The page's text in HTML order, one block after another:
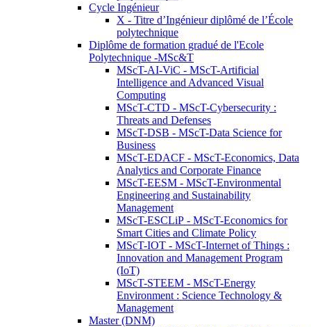
Cycle Ingénieur
X - Titre d’Ingénieur diplômé de l’École
polytechnique
Diplôme de formation gradué de l'Ecole
Polytechnique -MSc&T
MScT-AI-ViC - MScT-Artificial
Intelligence and Advanced Visual
Computing
MScT-CTD - MScT-Cybersecurity :
Threats and Defenses
MScT-DSB - MScT-Data Science for
Business
MScT-EDACF - MScT-Economics, Data
Analytics and Corporate Finance
MScT-EESM - MScT-Environmental
Engineering and Sustainability
Management
MScT-ESCLiP - MScT-Economics for
Smart Cities and Climate Policy
MScT-IOT - MScT-Internet of Things :
Innovation and Management Program
(IoT)
MScT-STEEM - MScT-Energy
Environment : Science Technology &
Management
Master (DNM)